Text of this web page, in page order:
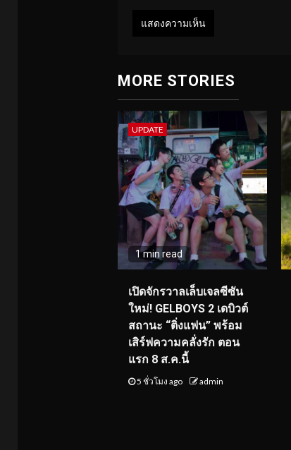
MORE STORIES
UPDATE
1 min read
เปิดจักรวาลเล็บเจลซีซัน
ใหม่! GELBOYS 2 เดบิวต์
สถานะ “ติ่งแฟน” พร้อม
เสิร์ฟความคลั่งรัก ตอน
แรก 8 ส.ค.นี้
5 ชั่วโมง ago admin